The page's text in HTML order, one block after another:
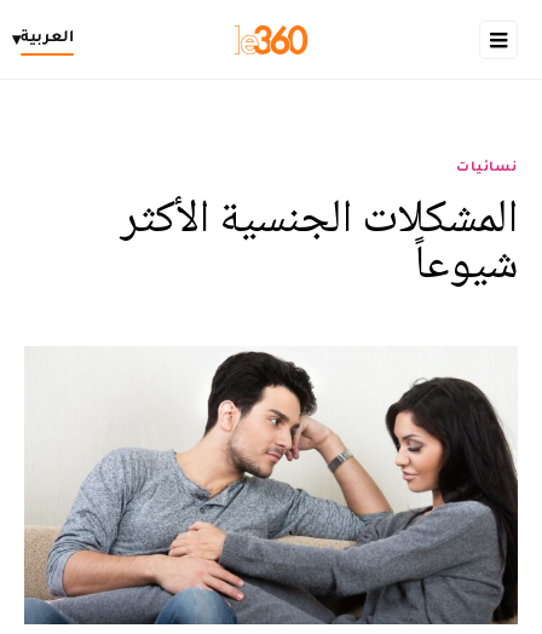
العربية▾
نسائيات
المشكلات الجنسية الأكثر
شيوعاً